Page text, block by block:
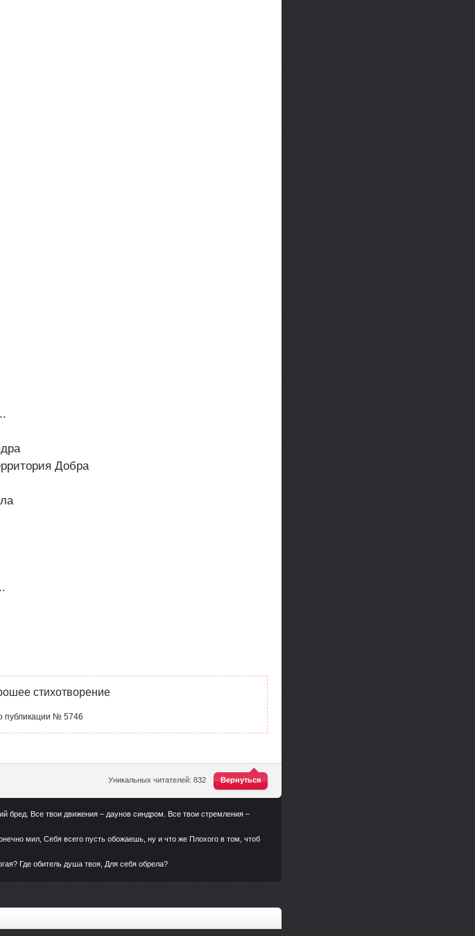
Добра
стихотворение
публикации № 5746
Вернуться
Уникальных читателей: 832
бред. Все твои движения – даунов синдром. Все твои стремления –
мил, Себя всего пусть обожаешь, ну и что же Плохого в том, чтоб
Где обитель душа твоя, Для себя обрела?